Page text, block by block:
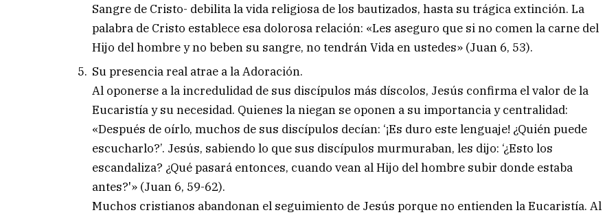
Sangre de Cristo- debilita la vida religiosa de los bautizados, hasta su trágica extinción. La
palabra de Cristo establece esa dolorosa relación: «Les aseguro que si no comen la carne del
Hijo del hombre y no beben su sangre, no tendrán Vida en ustedes» (Juan 6, 53).
Su presencia real atrae a la Adoración.
Al oponerse a la incredulidad de sus discípulos más díscolos, Jesús confirma el valor de la
Eucaristía y su necesidad. Quienes la niegan se oponen a su importancia y centralidad:
«Después de oírlo, muchos de sus discípulos decían: ‘¡Es duro este lenguaje! ¿Quién puede
escucharlo?’. Jesús, sabiendo lo que sus discípulos murmuraban, les dijo: ‘¿Esto los
escandaliza? ¿Qué pasará entonces, cuando vean al Hijo del hombre subir donde estaba
antes?'» (Juan 6, 59-62).
Muchos cristianos abandonan el seguimiento de Jesús porque no entienden la Eucaristía. Al